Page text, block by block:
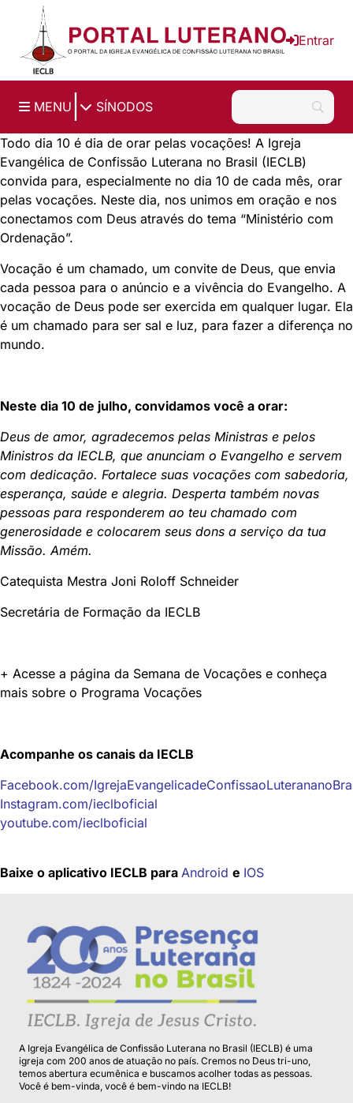
Ir para o conteúdo principal
Entrar
MENU SÍNODOS
Todo dia 10 é dia de orar pelas vocações! A Igreja
Evangélica de Confissão Luterana no Brasil (IECLB)
convida para, especialmente no dia 10 de cada mês, orar
pelas vocações. Neste dia, nos unimos em oração e nos
conectamos com Deus através do tema “Ministério com
Ordenação”.
Vocação é um chamado, um convite de Deus, que envia
cada pessoa para o anúncio e a vivência do Evangelho. A
vocação de Deus pode ser exercida em qualquer lugar. Ela
é um chamado para ser sal e luz, para fazer a diferença no
mundo.
Neste dia 10 de julho, convidamos você a orar:
Deus de amor, agradecemos pelas Ministras e pelos
Ministros da IECLB, que anunciam o Evangelho e servem
com dedicação. Fortalece suas vocações com sabedoria,
esperança, saúde e alegria. Desperta também novas
pessoas para responderem ao teu chamado com
generosidade e colocarem seus dons a serviço da tua
Missão. Amém.
Catequista Mestra Joni Roloff Schneider
Secretária de Formação da IECLB
+ Acesse a página da Semana de Vocações e conheça
mais sobre o Programa Vocações
Acompanhe os canais da IECLB
Facebook.com/
Instagram.com/ieclboficial
youtube.com/ieclboficial
Baixe o aplicativo IECLB para Android e IOS
A Igreja Evangélica de Confissão Luterana no Brasil (IECLB) é uma
igreja com 200 anos de atuação no país. Cremos no Deus tri-uno,
temos abertura ecumênica e buscamos acolher todas as pessoas.
Você é bem-vinda, você é bem-vindo na IECLB!